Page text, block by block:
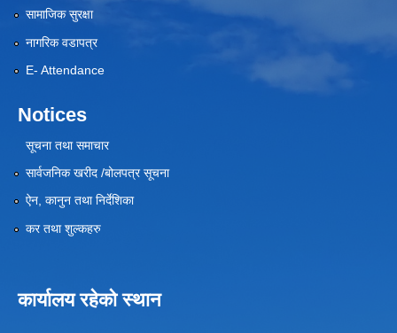
सामाजिक सुरक्षा
नागरिक वडापत्र
E- Attendance
Notices
सूचना तथा समाचार
सार्वजनिक खरीद /बोलपत्र सूचना
ऐन, कानुन तथा निर्देशिका
कर तथा शुल्कहरु
कार्यालय रहेको स्थान